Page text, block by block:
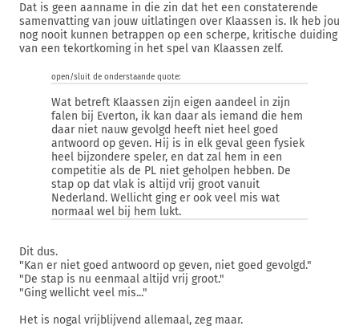
Dat is geen aanname in die zin dat het een constaterende
samenvatting van jouw uitlatingen over Klaassen is. Ik heb jou
nog nooit kunnen betrappen op een scherpe, kritische duiding
van een tekortkoming in het spel van Klaassen zelf.
open/sluit de onderstaande quote:
Wat betreft Klaassen zijn eigen aandeel in zijn
falen bij Everton, ik kan daar als iemand die hem
daar niet nauw gevolgd heeft niet heel goed
antwoord op geven. Hij is in elk geval geen fysiek
heel bijzondere speler, en dat zal hem in een
competitie als de PL niet geholpen hebben. De
stap op dat vlak is altijd vrij groot vanuit
Nederland. Wellicht ging er ook veel mis wat
normaal wel bij hem lukt.
Dit dus.
"Kan er niet goed antwoord op geven, niet goed gevolgd."
"De stap is nu eenmaal altijd vrij groot."
"Ging wellicht veel mis..."
Het is nogal vrijblijvend allemaal, zeg maar.